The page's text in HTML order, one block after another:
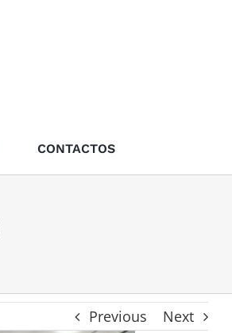
CONTACTOS
Previous Next